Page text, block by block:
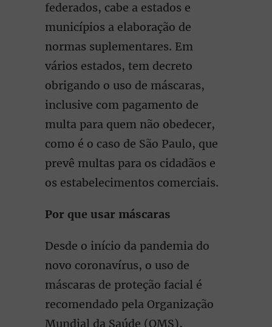
federados, cabe a estados e
municípios a elaboração de
normas suplementares. Em
vários estados, tem decreto
obrigando o uso de máscaras,
inclusive com pagamento de
multa para quem não obedecer,
como é o caso de São Paulo, que
prevê multas para os cidadãos e
os estabelecimentos comerciais.
Por que usar máscaras
Desde o início da pandemia do
novo coronavírus, o uso de
máscaras de proteção facial é
recomendado pela Organização
Mundial da Saúde (OMS),